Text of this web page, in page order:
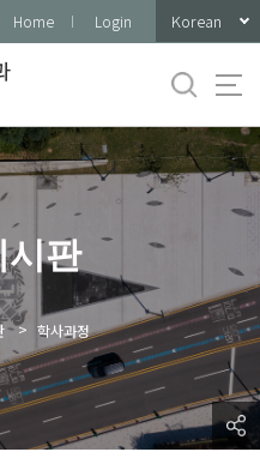
Home Login Korean
시판
> 학사과정